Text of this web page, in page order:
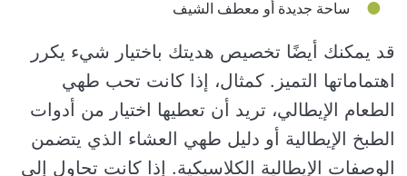
ساحة جديدة أو معطف الشيف
قد يمكنك أيضًا تخصيص هديتك باختيار شيء يكرر
اهتماماتها التميز. كمثال، إذا كانت تحب طهي
الطعام الإيطالي، تريد أن تعطيها اختيار من أدوات
الطبخ الإيطالية أو دليل طهي العشاء الذي يتضمن
الوصفات الإيطالية الكلاسيكية. إذا كانت تحاول إلى